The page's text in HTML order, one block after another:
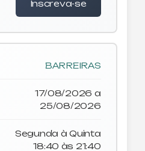
Inscreva-se
BARREIRAS
17/08/2026 a
25/08/2026
Segunda à Quinta
18:40 às 21:40